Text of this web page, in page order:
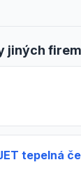
jiných firem
tepelná